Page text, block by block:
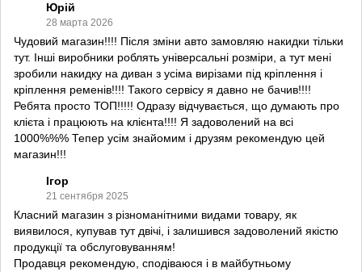
Юрій
28 марта 2026
Чудовий магазин!!!! Після зміни авто замовляю накидки тільки
тут. Інші виробники роблять універсальні розміри, а тут мені
зробили накидку на диван з усіма вирізами під кріплення і
кріплення ременів!!!! Такого сервісу я давно не бачив!!!!
Ребята просто ТОП!!!!! Одразу відчувається, що думають про
клієта і працюють на клієнта!!!! Я задоволений на всі
1000%%% Тепер усім знайомим і друзям рекомендую цей
магазин!!!
Ігор
21 сентября 2025
Класний магазин з різноманітними видами товару, як
виявилося, купував тут двічі, і залишився задоволений якістю
продукції та обслуговуванням!
Продавця рекомендую, сподіваюся і в майбутньому